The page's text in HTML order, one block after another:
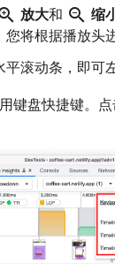
放大和 zoom_out 缩
将根据播放头
滚动条，即可
键盘快捷键。